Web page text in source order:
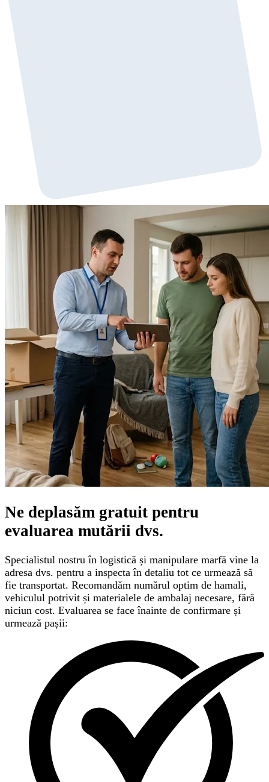
Ne deplasăm gratuit pentru
evaluarea mutării dvs.
Specialistul nostru în logistică și manipulare marfă vine la
adresa dvs. pentru a inspecta în detaliu tot ce urmează să
fie transportat. Recomandăm numărul optim de hamali,
vehiculul potrivit și materialele de ambalaj necesare, fără
niciun cost. Evaluarea se face înainte de confirmare și
urmează pașii: